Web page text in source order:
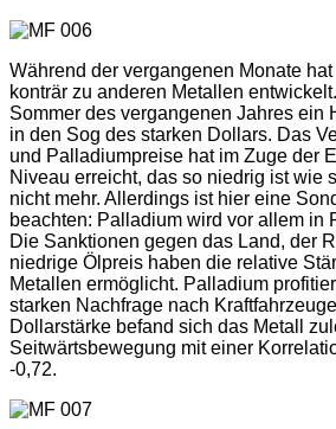
Während der vergangenen Monate
konträr zu anderen Metallen
Sommer des vergangenen Jahres ein
in den Sog des starken Dollars. Das
und Palladiumpreise hat im Zuge der
Niveau erreicht, das so niedrig ist wie
nicht mehr. Allerdings ist hier eine
beachten: Palladium wird vor allem in
Die Sanktionen gegen das Land, der
niedrige Ölpreis haben die relative
Metallen ermöglicht. Palladium
starken Nachfrage nach
Dollarstärke befand sich das Metall
Seitwärtsbewegung mit einer
-0,72.